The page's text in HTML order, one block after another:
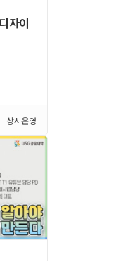
자이
상시운영